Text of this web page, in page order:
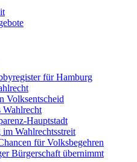
für Hamburg
Volksentscheid
Wahlrecht
Hauptstadt
Wahlrechtsstreit
für Volksbegehren
Bürgerschaft übernimmt